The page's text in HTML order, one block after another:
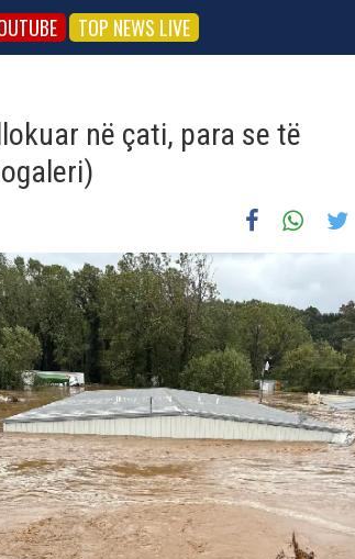
TOP NEWS LIVE
në çati, para se të